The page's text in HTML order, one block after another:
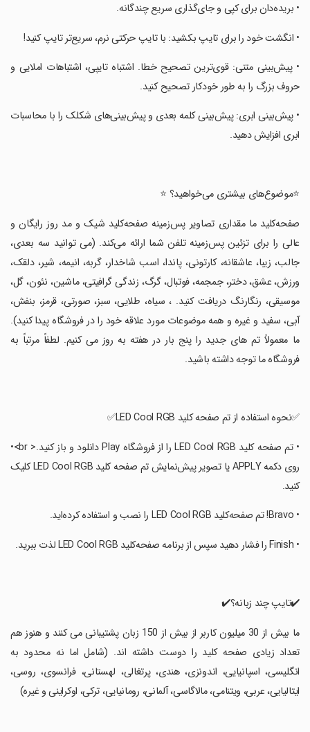
‏• بریده‌دان برای کپی و جای‌گذاری سریع چندگانه.
‏• انگشت خود را برای تایپ بکشید: با تایپ حرکتی نرم، سریع‌تر تایپ کنید!
‏• پیش‌بینی متنی: قوی‌ترین تصحیح خطا. اشتباه تایپی، اشتباهات املایی و
حروف بزرگ را به طور خودکار تصحیح کنید.
‏• پیش‌بینی ابری: پیش‌بینی کلمه بعدی و پیش‌بینی‌های شکلک را با محاسبات
ابری افزایش دهید.
‏⭐️موضوع‌های بیشتری می‌خواهید؟ ⭐️
‏صفحه‌کلید ما مقداری تصاویر پس‌زمینه صفحه‌کلید شیک و مد روز رایگان و
عالی را برای تزئین پس‌زمینه تلفن شما ارائه می‌کند. (می توانید سه بعدی،
جالب، زیبا، عاشقانه، کارتونی، پاندا، اسب شاخدار، گربه، انیمه، شیر، دلقک،
ورزش، عشق، دختر، جمجمه، فوتبال، گرگ، زندگی گرافیتی، ماشین، نئون، گل،
موسیقی، رنگارنگ دریافت کنید. ، سیاه، طلایی، سبز، صورتی، قرمز، بنفش،
آبی، سفید و غیره و همه موضوعات مورد علاقه خود را در فروشگاه پیدا کنید).
ما معمولاً تم های جدید را پنج بار در هفته به روز می کنیم. لطفاً مرتباً به
فروشگاه ما توجه داشته باشید.
‏✅نحوه استفاده از تم صفحه کلید LED Cool RGB✅
‏• تم صفحه کلید LED Cool RGB را از فروشگاه Play دانلود و باز کنید.< br>•
روی دکمه APPLY یا تصویر پیش‌نمایش تم صفحه کلید LED Cool RGB کلیک
کنید.
‏• Bravo! تم صفحه‌کلید LED Cool RGB را نصب و استفاده کرده‌اید.
‏• Finish را فشار دهید سپس از برنامه صفحه‌کلید LED Cool RGB لذت ببرید.
‏✔️تایپ چند زبانه؟✔️
‏ما بیش از 30 میلیون کاربر از بیش از 150 زبان پشتیبانی می کنند و هنوز هم
تعداد زیادی صفحه کلید را دوست داشته اند. (شامل اما نه محدود به
انگلیسی، اسپانیایی، اندونزی، هندی، پرتغالی، لهستانی، فرانسوی، روسی،
ایتالیایی، عربی، ویتنامی، مالاگاسی، آلمانی، رومانیایی، ترکی، اوکراینی و غیره)